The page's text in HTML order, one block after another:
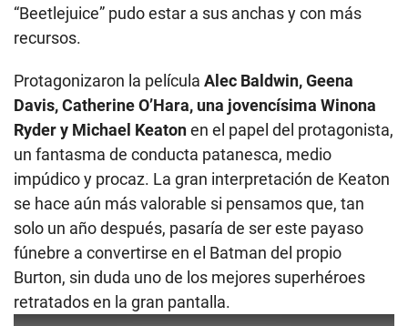
“Beetlejuice” pudo estar a sus anchas y con más
recursos.
Protagonizaron la película Alec Baldwin, Geena
Davis, Catherine O’Hara, una jovencísima Winona
Ryder y Michael Keatonen el papel del protagonista,
un fantasma de conducta patanesca, medio
impúdico y procaz. La gran interpretación de Keaton
se hace aún más valorable si pensamos que, tan
solo un año después, pasaría de ser este payaso
fúnebre a convertirse en el Batman del propio
Burton, sin duda uno de los mejores superhéroes
retratados en la gran pantalla.